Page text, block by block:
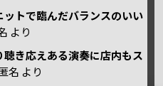
トで臨んだバランスのいい
より
き応えある演奏に店内もス
名 より